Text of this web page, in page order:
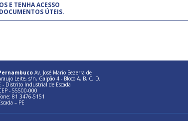
E TENHA ACESSO
ÚTEIS.
Av. José Mario Bezerra de
Leite, s/n, Galpão 4 - Bloco A, B, C, D,
- Distrito Industrial de Escada
- 55500-000
81 3476-5151
– PE